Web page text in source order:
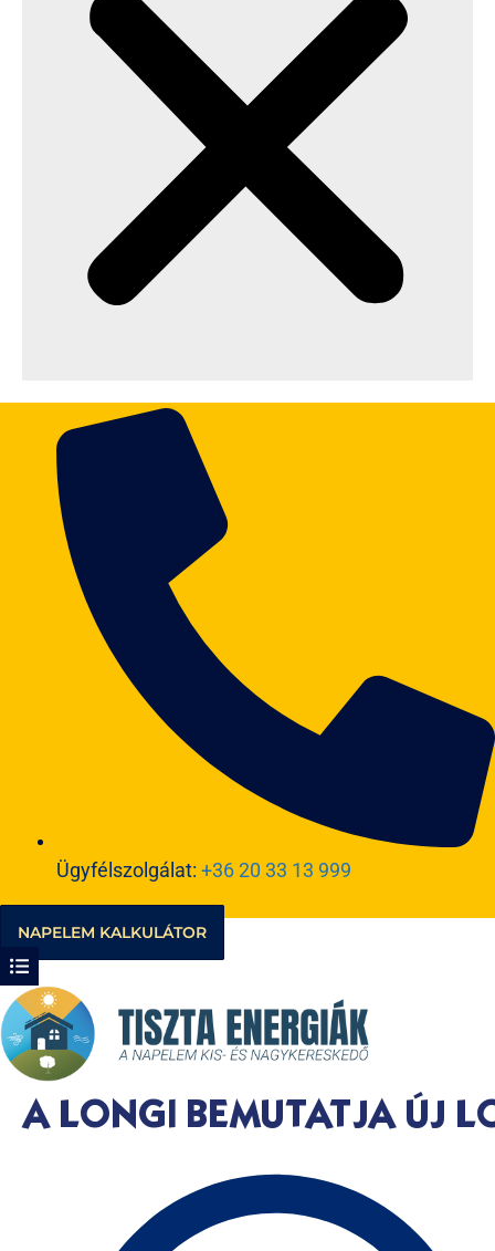
Ügyfélszolgálat: +36 20 33 13 999
NAPELEM KALKULÁTOR
A LONGI BEMUTATJA ÚJ